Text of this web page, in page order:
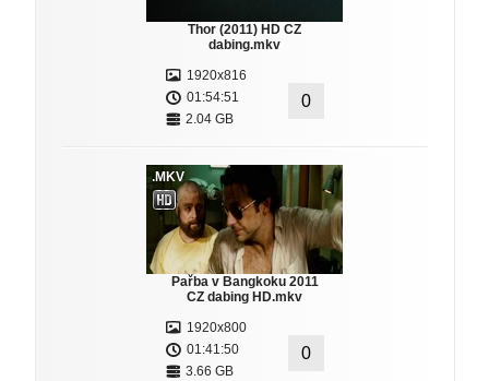
Thor (2011) HD CZ
dabing.mkv
1920x816
01:54:51
2.04 GB
0
.MKV
Pařba v Bangkoku 2011
CZ dabing HD.mkv
1920x800
01:41:50
3.66 GB
0